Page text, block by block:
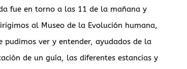
fue en torno a las 11 de la mañana y
al Museo de la Evolución humana,
pudimos ver y entender, ayudados de la
de un guía, las diferentes estancias y